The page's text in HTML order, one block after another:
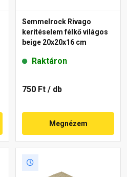
Semmelrock Rivago
kerítéselem félkő világos
beige 20x20x16 cm
Raktáron
750 Ft / db
Megnézem